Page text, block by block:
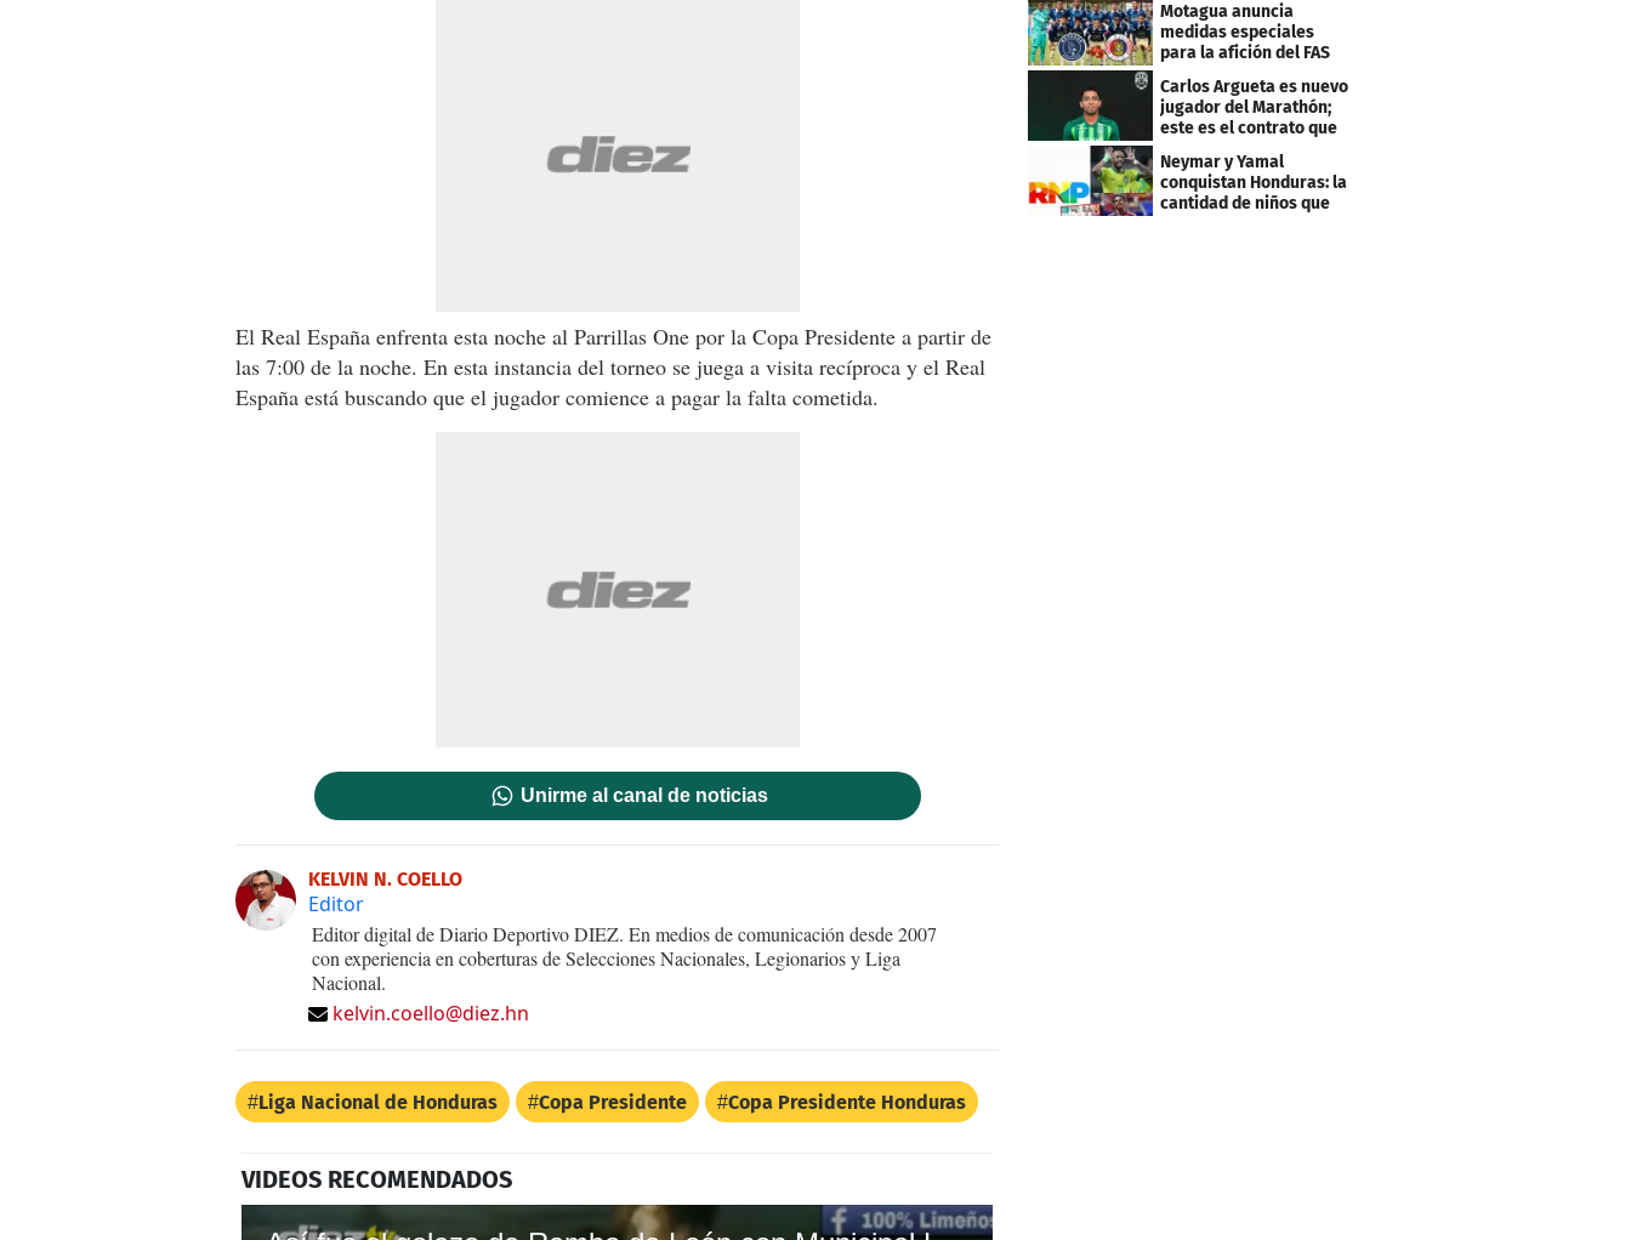
El Real España enfrenta esta noche al Parrillas One por la Copa Presidente a partir de
las 7:00 de la noche. En esta instancia del torneo se juega a visita recíproca y el Real
España está buscando que el jugador comience a pagar la falta cometida.
Unirme al canal de noticias
KELVIN N. COELLO
Editor
Editor digital de Diario Deportivo DIEZ. En medios de comunicación desde 2007
con experiencia en coberturas de Selecciones Nacionales, Legionarios y Liga
Nacional.
kelvin.coello@diez.hn
Liga Nacional de Honduras Copa Presidente Copa Presidente Honduras
VIDEOS RECOMENDADOS
Motagua anuncia
medidas especiales
para la afición del FAS
de El Salvador
Carlos Argueta es nuevo
jugador del Marathón;
este es el contrato que
Neymar y Yamal
conquistan Honduras: la
cantidad de niños que